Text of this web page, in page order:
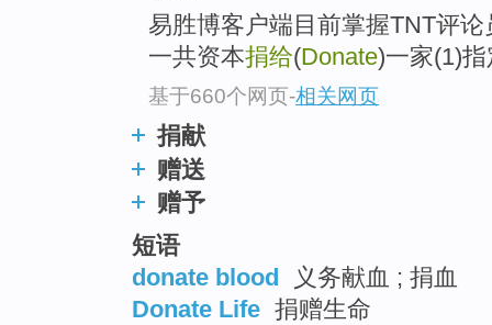
易胜博客户端目前掌握TNT评
一共资本捐给(Donate)一家(1)
基于660个网页-相关网页
捐献
赠送
赠予
短语
donate blood
义务献血 ; 捐血
Donate Life 捐赠生命